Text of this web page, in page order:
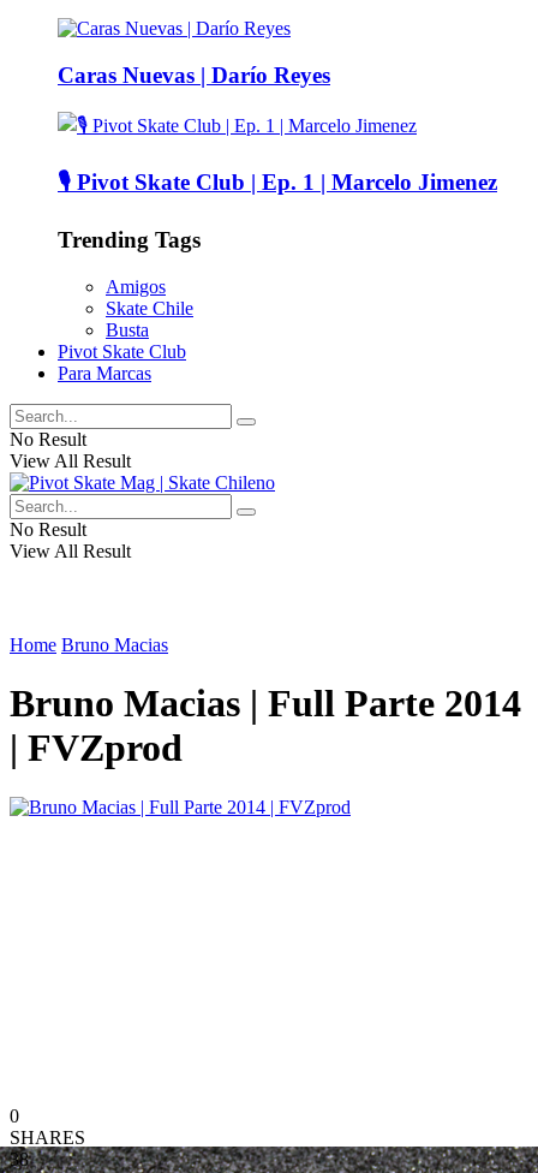
Caras Nuevas | Darío Reyes
🎙️ Pivot Skate Club | Ep. 1 | Marcelo Jimenez
Trending Tags
Amigos
Skate Chile
Busta
Pivot Skate Club
Para Marcas
No Result
View All Result
No Result
View All Result
Home Bruno Macias
Bruno Macias | Full Parte 2014
| FVZprod
0
SHARES
38